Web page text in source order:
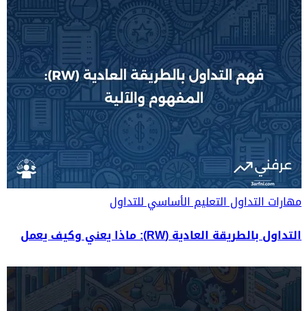
مهارات التداولالتعليم الأساسي للتداول
التداول بالطريقة العادية (RW): ماذا يعني وكيف يعمل